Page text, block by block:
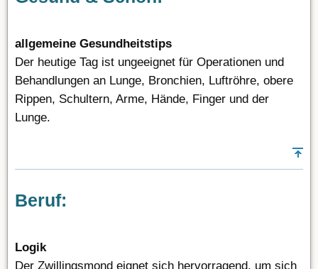
allgemeine Gesundheitstips
Der heutige Tag ist ungeeignet für Operationen und
Behandlungen an Lunge, Bronchien, Luftröhre, obere
Rippen, Schultern, Arme, Hände, Finger und der
Lunge.
Beruf:
Logik
Der Zwillingsmond eignet sich hervorragend, um sich